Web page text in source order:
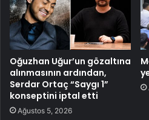
Oğuzhan Uğur’un gözaltına
alınmasının ardından,
Serdar Ortaç “Saygı 1”
konseptini iptal etti
Ağustos 5, 2026